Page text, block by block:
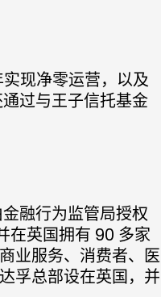
现净零运营，以及
过与王子信托基金
融行为监管局授权
在英国拥有 90 多家
业服务、消费者、医
孚总部设在英国，并